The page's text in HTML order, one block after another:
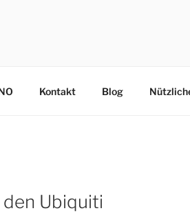
Kontakt Blog
Ubiquiti